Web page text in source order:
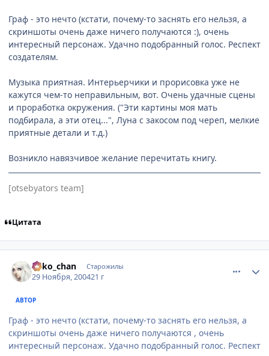
Граф - это нечто (кстати, почему-то заснять его нельзя, а
скриншоты очень даже ничего получаются :), очень
интересный персонаж. Удачно подобранный голос. Респект
создателям.
Музыка приятная. Интерьерчики и прорисовка уже не
кажутся чем-то неправильным, вот. Очень удачные сцены
и проработка окружения. ("Эти картины моя мать
подбирала, а эти отец...", Луна с закосом под череп, мелкие
приятные детали и т.д.)
Возникло навязчивое желание перечитать книгу.
[otsebyators team]
Цитата
neko_chan Старожилы
29 Ноября, 200421 г
АВТОР
Граф - это нечто (кстати, почему-то заснять его нельзя, а
скриншоты очень даже ничего получаются , очень
интересный персонаж. Удачно подобранный голос. Респект